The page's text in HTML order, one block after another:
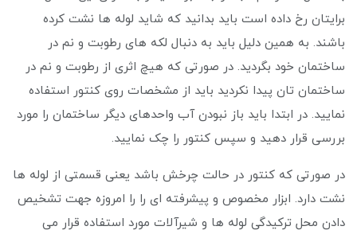
برایتان رخ داده است باید بدانید که شاید لوله ها نشت کرده
باشند. به همین دلیل باید به دنبال لکه های رطوبت و نم در
ساختمان خود بگردید. در صورتی که هیچ اثری از رطوبت و نم در
ساختمان تان پیدا نکردید باید از مشخصات روی کنتور استفاده
نمایید. در ابتدا باید باز نبودن آب واحدهای دیگر ساختمان را مورد
بررسی قرار دهید و سپس کنتور را چک نمایید.
در صورتی که کنتور در حالت چرخش باشد یعنی قسمتی از لوله ها
نشت دارد. ابزار مخصوص و پیشرفته ای را را امروزه جهت تشخیص
دادن محل ترکیدگی لوله ها و شیرآلات مورد استفاده قرار می